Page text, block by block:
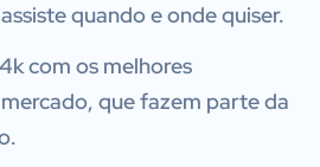
quando e onde quiser.
com os melhores
que fazem parte da